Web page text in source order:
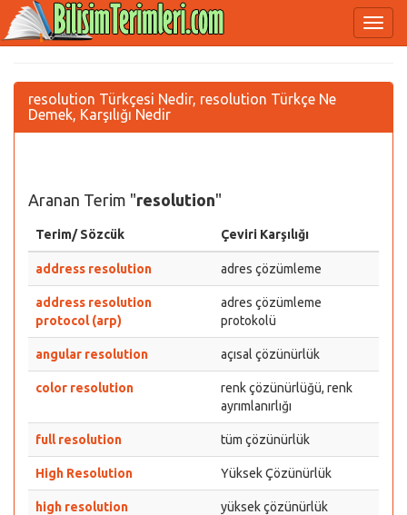
resolution Türkçesi Nedir, resolution Türkçe Ne
Demek, Karşılığı Nedir
Aranan Terim "resolution"
Terim/ Sözcük Çeviri Karşılığı
address resolution adres çözümleme
address resolution
protocol (arp)
adres çözümleme
protokolü
angular resolution açısal çözünürlük
color resolution
renk çözünürlüğü, renk
ayrımlanırlığı
full resolution tüm çözünürlük
High Resolution Yüksek Çözünürlük
high resolution yüksek çözünürlük